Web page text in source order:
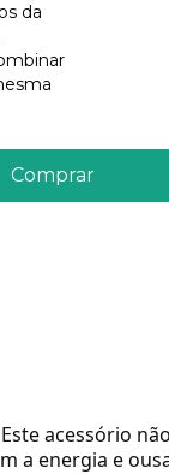
da
Este acessório
a energia e